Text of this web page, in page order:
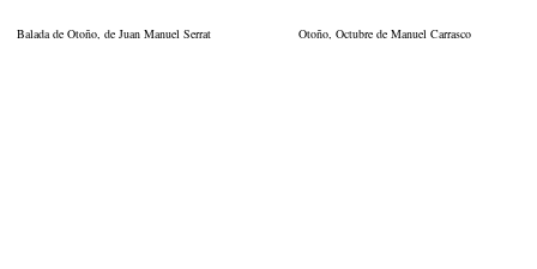
Balada de Otoño, de Juan Manuel Serrat Otoño, Octubre de Manuel Carrasco